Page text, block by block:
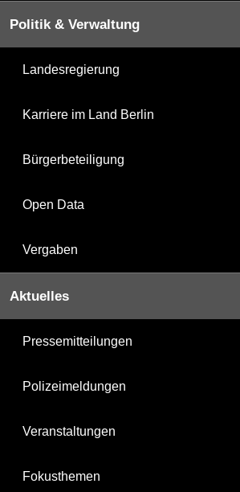
Politik & Verwaltung
Landesregierung
Karriere im Land Berlin
Bürgerbeteiligung
Open Data
Vergaben
Aktuelles
Pressemitteilungen
Polizeimeldungen
Veranstaltungen
Fokusthemen